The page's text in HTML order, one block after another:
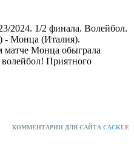
2024. 1/2 финала. Волейбол.
- Монца (Италия).
матче Монца обыграла
Приятного
КОММЕНТАРИИ ДЛЯ САЙТА CACKLE